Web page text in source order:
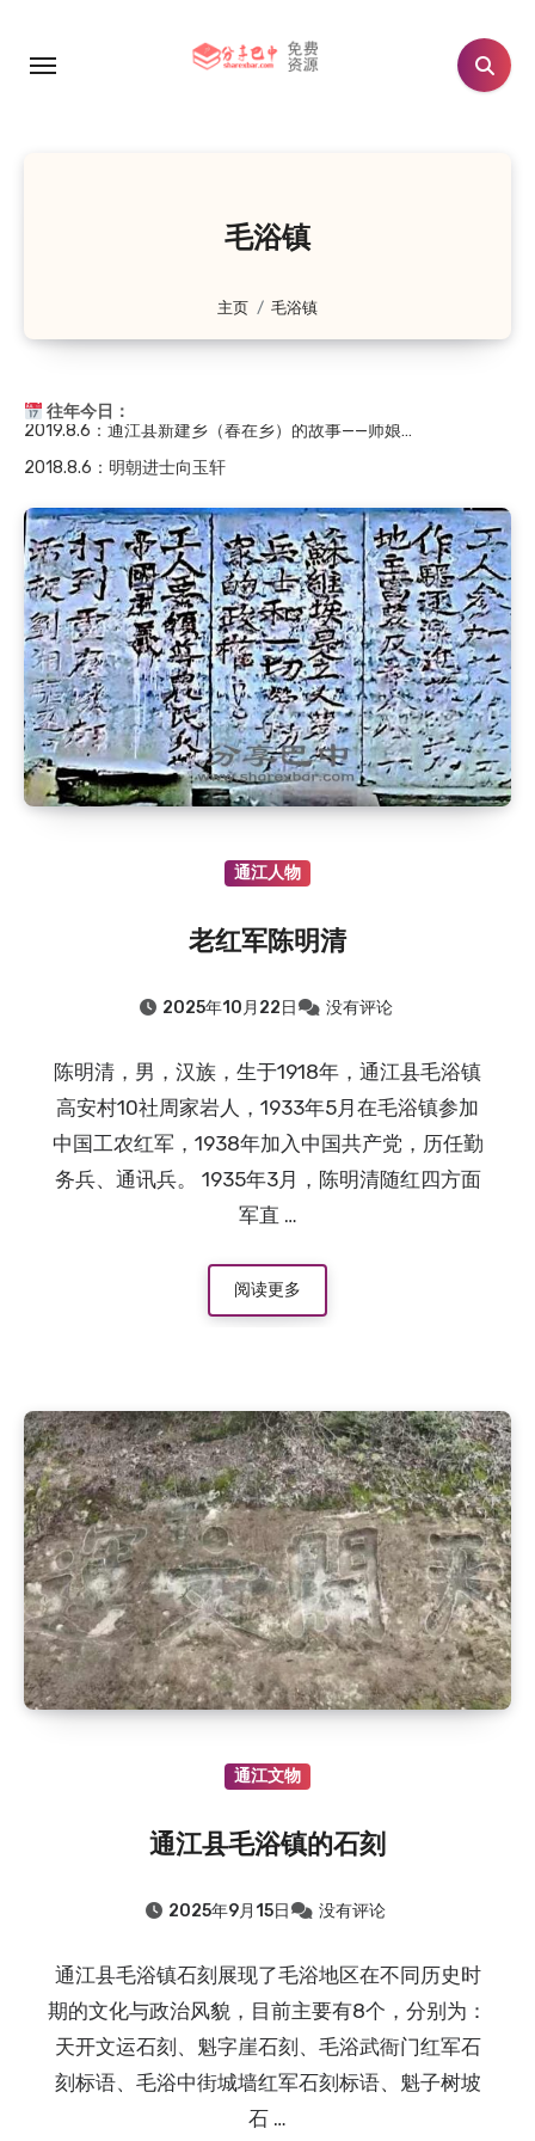
毛浴镇
主页 毛浴镇
往年今日：
2021.8.6
：川陕苏区时期的红军将领
：红四方面军副总指挥王树声在川陕苏区
：旧时流传于通江的民间小调——十二花
：通江县春在乡（原新建乡）的故事——抗…
2018.8.6：明朝进士向玉轩
：川陕苏区时期的红军将领
：孙思颖夫妇墓
2020.8.6：白衣全鱼宴
2020.8.6：恩阳区恩阳中学历史沿革（大事记182…
2020.8.6：红四方面军副总指挥王树声在川陕苏区
2019.8.6：旧时流传于通江的民间小调——十二花
2019.8.6：通江县春在乡（原新建乡）的故事——抗…
2019.8.6：通江县新建乡（春在乡）地名故事
2019.8.6：通江县新建乡（春在乡）的故事——师娘…
2018.8.6：明朝进士向玉轩
通江人物
老红军陈明清
2025年10月22日 没有评论
陈明清，男，汉族，生于1918年，通江县毛浴镇
高安村10社周家岩人，1933年5月在毛浴镇参加
中国工农红军，1938年加入中国共产党，历任勤
务兵、通讯兵。 1935年3月，陈明清随红四方面
军直 …
阅读更多
通江文物
通江县毛浴镇的石刻
2025年9月15日 没有评论
通江县毛浴镇石刻展现了毛浴地区在不同历史时
期的文化与政治风貌，目前主要有8个，分别为：
天开文运石刻、魁字崖石刻、毛浴武衙门红军石
刻标语、毛浴中街城墙红军石刻标语、魁子树坡
石 …